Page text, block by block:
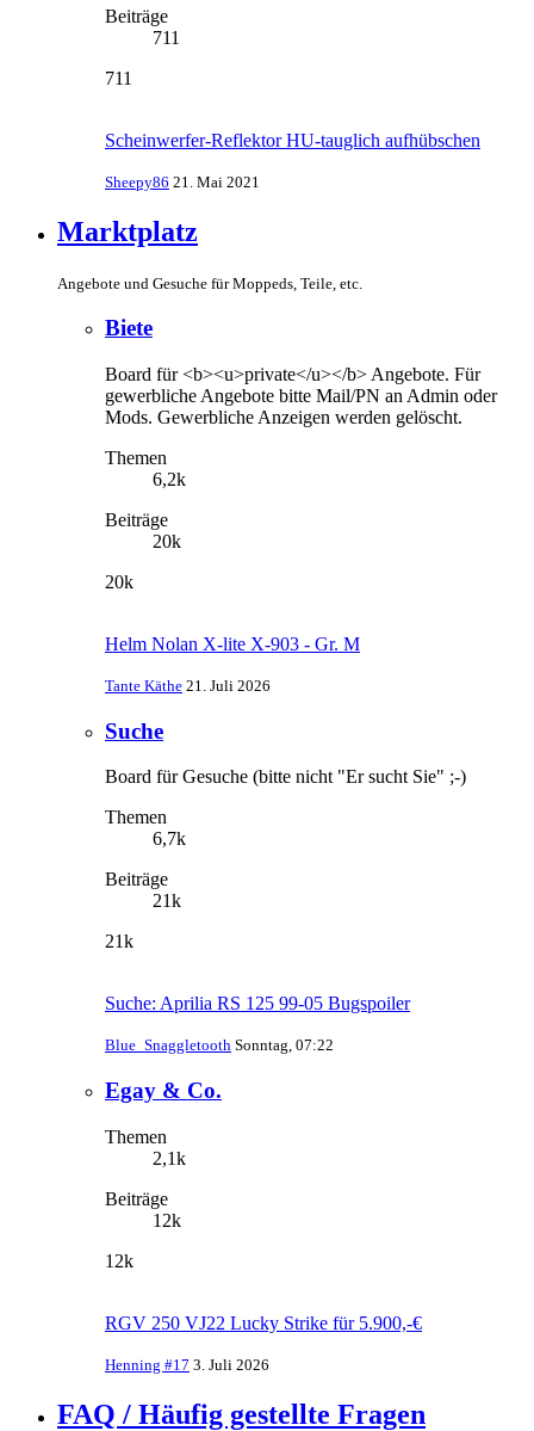
Beiträge
711
711
Scheinwerfer-Reflektor HU-tauglich aufhübschen
Sheepy86 21. Mai 2021
Marktplatz
Angebote und Gesuche für Moppeds, Teile, etc.
Biete
Board für <b><u>private</u></b> Angebote. Für
gewerbliche Angebote bitte Mail/PN an Admin oder
Mods. Gewerbliche Anzeigen werden gelöscht.
Themen
6,2k
Beiträge
20k
20k
Helm Nolan X-lite X-903 - Gr. M
Tante Käthe 21. Juli 2026
Suche
Board für Gesuche (bitte nicht "Er sucht Sie" ;-)
Themen
6,7k
Beiträge
21k
21k
Suche: Aprilia RS 125 99-05 Bugspoiler
Blue_Snaggletooth Sonntag, 07:22
Egay & Co.
Themen
2,1k
Beiträge
12k
12k
RGV 250 VJ22 Lucky Strike für 5.900,-€
Henning #17 3. Juli 2026
FAQ / Häufig gestellte Fragen